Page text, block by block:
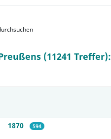
(11241 Treffer):
1870 594